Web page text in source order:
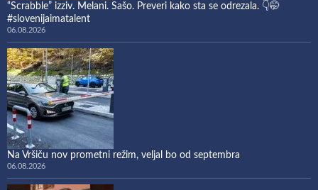
“Scrabble” izziv. Melani. Sašo. Preveri kako sta se odrezala. 👇🤭
#slovenijaimatalent
06.08.2026
Na Vršiču nov prometni režim, veljal bo od septembra
06.08.2026